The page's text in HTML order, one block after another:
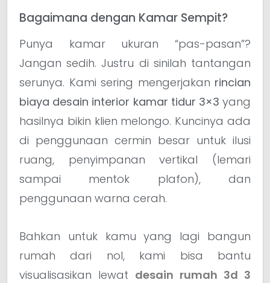
Bagaimana dengan Kamar Sempit?
Punya kamar ukuran “pas-pasan”?
Jangan sedih. Justru di sinilah tantangan
serunya. Kami sering mengerjakan rincian
biaya desain interior kamar tidur 3×3 yang
hasilnya bikin klien melongo. Kuncinya ada
di penggunaan cermin besar untuk ilusi
ruang, penyimpanan vertikal (lemari
sampai mentok plafon), dan
penggunaan warna cerah.
Bahkan untuk kamu yang lagi bangun
rumah dari nol, kami bisa bantu
visualisasikan lewat desain rumah 3d 3